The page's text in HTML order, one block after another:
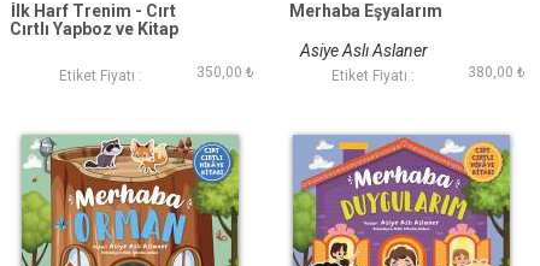
İlk Harf Trenim - Cırt
Cırtlı Yapboz ve Kitap
Etiket Fiyatı : 350,00 ₺
Merhaba Eşyalarım
Asiye Aslı Aslaner
Etiket Fiyatı : 380,00 ₺